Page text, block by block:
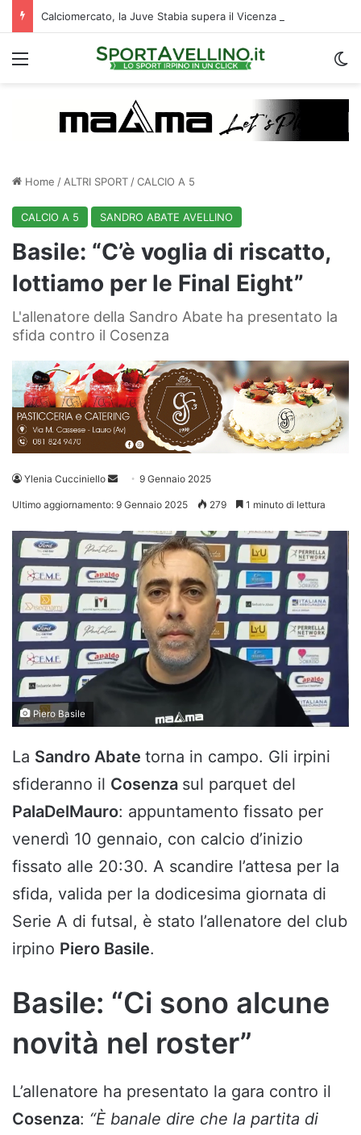
Menu
Home / ALTRI SPORT /CALCIO A 5
CALCIO A 5 SANDRO ABATE AVELLINO
Basile: “C’è voglia di riscatto,
lottiamo per le Final Eight”
L'allenatore della Sandro Abate ha presentato la
sfida contro il Cosenza
Ylenia Cucciniello
Invia 9 Gennaio 2025
Ultimo aggiornamento: 9 Gennaio 2025 279 1 minuto di lettura
Piero Basile
La Sandro Abate torna in campo. Gli irpini
sfideranno il Cosenza sul parquet del
PalaDelMauro: appuntamento fissato per
venerdì 10 gennaio, con calcio d’inizio
fissato alle 20:30. A scandire l’attesa per la
sfida, valida per la dodicesima giornata di
Serie A di futsal, è stato l’allenatore del club
irpino Piero Basile.
Basile: “Ci sono alcune
novità nel roster”
L’allenatore ha presentato la gara contro il
Cosenza: “È banale dire che la partita di